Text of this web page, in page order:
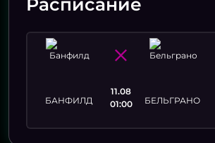
БАНФИЛД
11.08
01:00
БЕЛЬГРАНО